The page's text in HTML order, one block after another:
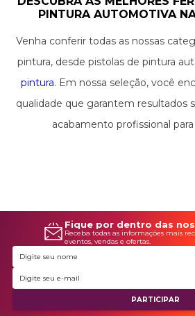
PINTURA AUTOMOTIVA
Venha conferir todas as nossas
pintura, desde pistolas de pintura
pintura. Em nossa seleção, você
qualidade que garantem resultados
acabamento profissional
Fique por dentro das
Receba todas as informações mais
eventos, vendas e ofertas.